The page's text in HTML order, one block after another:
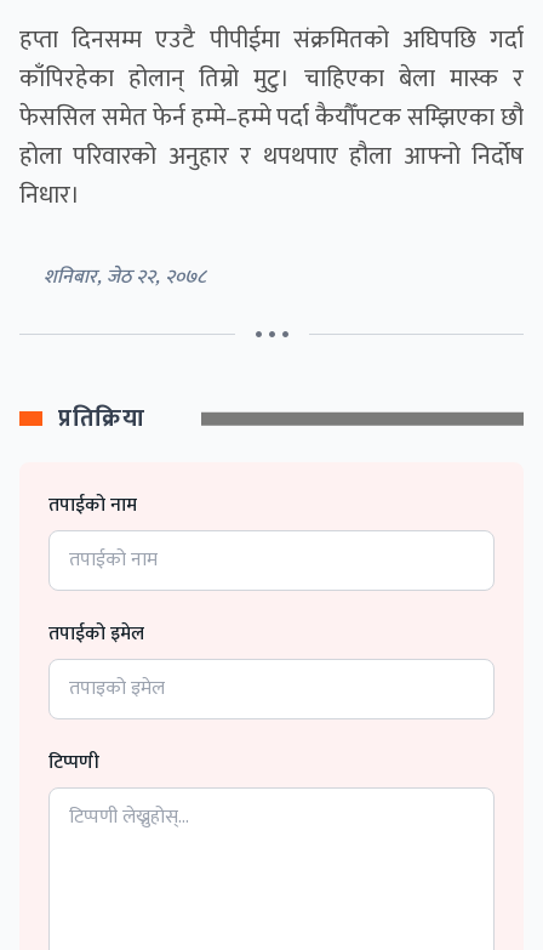
हप्ता दिनसम्म एउटै पीपीईमा संक्रमितको अघिपछि गर्दा
काँपिरहेका होलान् तिम्रो मुटु। चाहिएका बेला मास्क र
फेससिल समेत फेर्न हम्मे–हम्मे पर्दा कैयौँपटक सम्झिएका छौ
होला परिवारको अनुहार र थपथपाए हौला आफ्नो निर्दोष
निधार।
शनिबार, जेठ २२, २०७८
• • •
प्रतिक्रिया
तपाईको नाम
तपाईको इमेल
टिप्पणी